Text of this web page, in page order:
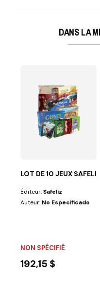
DANS LA
le message...
nations des disciples, baptisez-
LOT DE 10 JEUX SAFELIZ
Éditeur:Safeliz
Auteur: No Especificado
NON SPÉCIFIÉ
192,15 $